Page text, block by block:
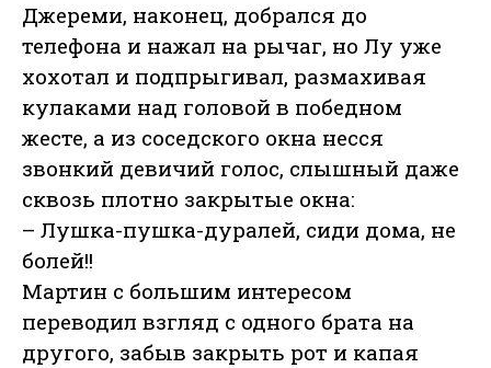
Джереми, наконец, добрался до
телефона и нажал на рычаг, но Лу уже
хохотал и подпрыгивал, размахивая
кулаками над головой в победном
жесте, а из соседского окна несся
звонкий девичий голос, слышный даже
сквозь плотно закрытые окна:
– Лушка-пушка-дуралей, сиди дома, не
болей!!
Мартин с большим интересом
переводил взгляд с одного брата на
другого, забыв закрыть рот и капая